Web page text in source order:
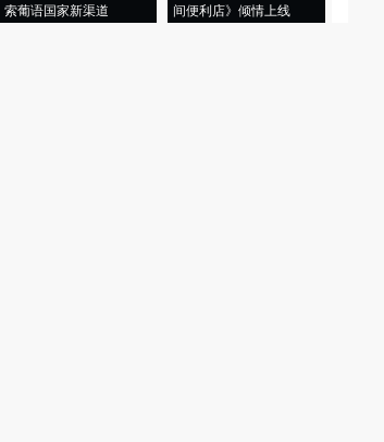
索葡语国家新渠道
间便利店》倾情上线